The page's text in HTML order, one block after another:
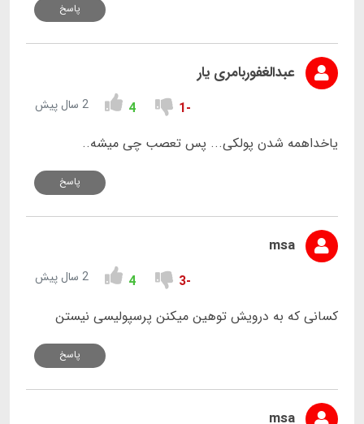
پاسخ
عبدالغفوربامری یار
-1
4 2 سال پیش
یاخداهمه شدن پولکی... پس تعصب چی میشه..
پاسخ
msa
-3
4 2 سال پیش
کسانی که به درویش توهین میکنن پرسپولیسی نیستن
پاسخ
msa